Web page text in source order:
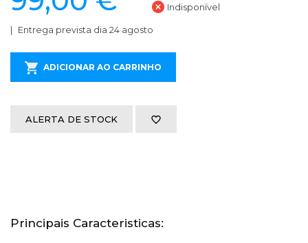
Indisponível
Entrega prevista dia 24 agosto
ADICIONAR AO CARRINHO
ALERTA DE STOCK
Principais Caracteristicas: